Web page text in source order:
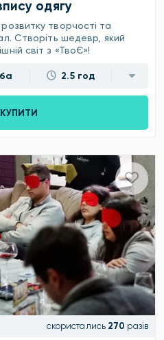
одягу
творчості та
Створіть шедевр, який
світ з «ТвоЄ»!
2.5 год
КУПИТИ
скористались 270 разів